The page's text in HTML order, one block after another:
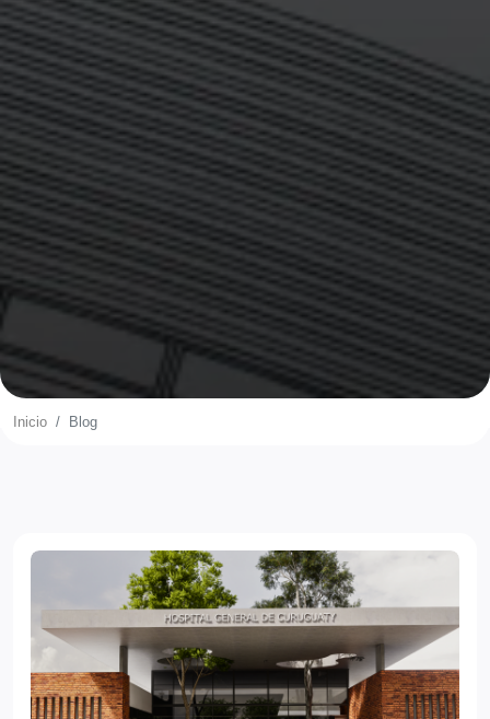
Inicio Blog